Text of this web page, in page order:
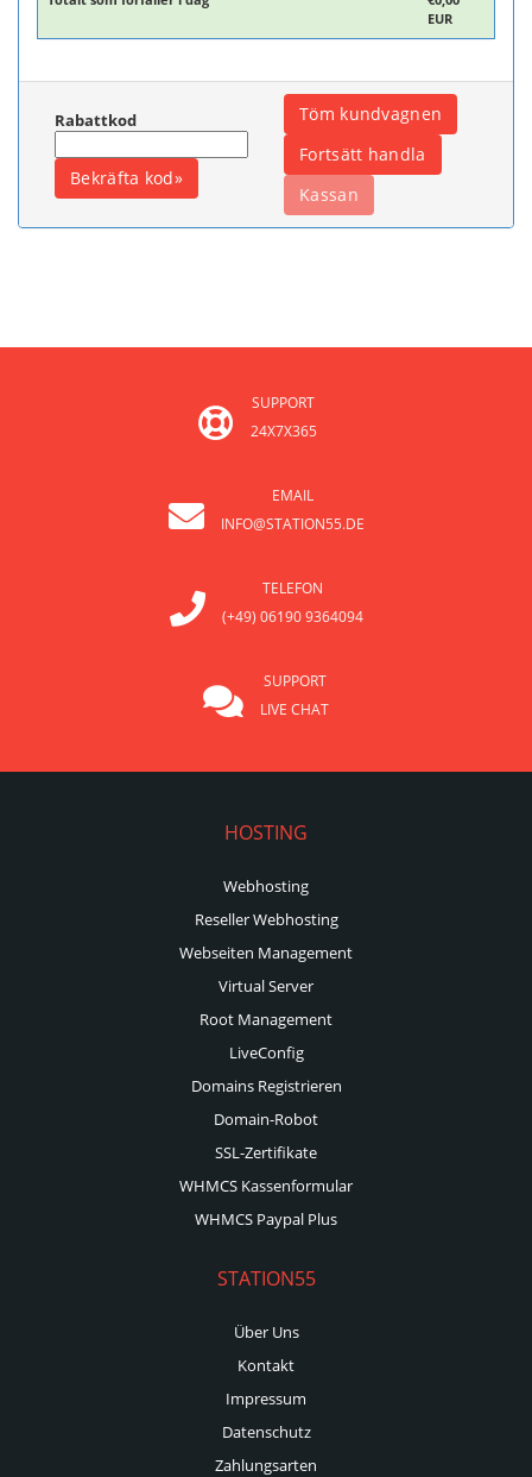
EUR
Rabattkod
SUPPORT
24X7X365
EMAIL
INFO@STATION55.DE
TELEFON
(+49) 06190 9364094
SUPPORT
LIVE CHAT
HOSTING
Webhosting
Reseller Webhosting
Webseiten Management
Virtual Server
Root Management
LiveConfig
Domains Registrieren
Domain-Robot
SSL-Zertifikate
WHMCS Kassenformular
WHMCS Paypal Plus
STATION55
Über Uns
Kontakt
Impressum
Datenschutz
Zahlungsarten